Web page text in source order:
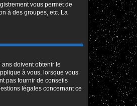
vous permet de
à des groupes, etc. La
doivent obtenir le
à vous, lorsque vous
pas fournir de conseils
légales concernant ce